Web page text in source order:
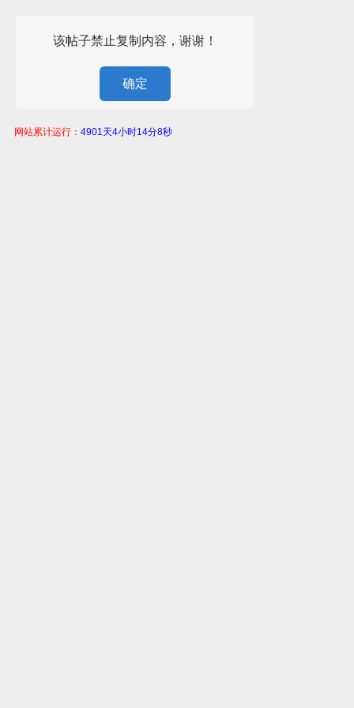
该帖子禁止复制内容，谢谢！
确定
网站累计运行： 4901天4小时14分8秒